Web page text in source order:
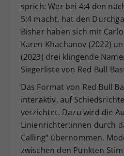
sprich: Wer bei 4:4 den
5:4 macht, hat den
Bisher haben sich mit
Karen Khachanov (2022)
(2023) drei klingende
Siegerliste von Red Bull
Das Format von Red Bull
interaktiv, auf
verzichtet. Dazu wird die
Linienrichter:innen durch
Calling“ übernommen.
zwischen den Punkten